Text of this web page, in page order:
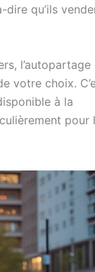
dire qu’ils
l’autopartage
votre choix.
à la
pour